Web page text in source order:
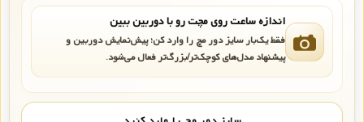
اندازه ساعت روی مچت رو با دوربین ببین
فقط یک‌بار سایز دور مچ را وارد کن؛ پیش‌نمایش دوربین و
پیشنهاد مدل‌های کوچک‌تر/بزرگ‌تر فعال می‌شود.